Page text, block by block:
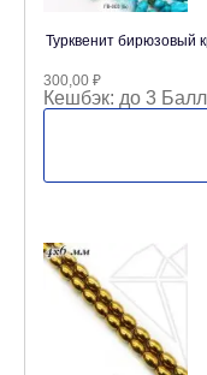
Турквенит бирюзовый
300,00 ₽
Кешбэк: до 3